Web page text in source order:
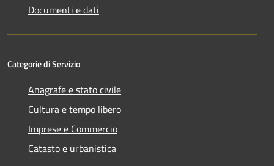
Documenti e dati
Categorie di Servizio
Anagrafe e stato civile
Cultura e tempo libero
Imprese e Commercio
Catasto e urbanistica